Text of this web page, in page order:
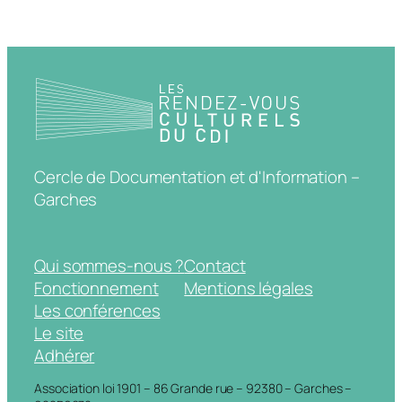
Cercle de Documentation et d'Information –
Garches
Qui sommes-nous ?
Fonctionnement
Les conférences
Le site
Adhérer
Contact
Mentions légales
Association loi 1901 – 86 Grande rue – 92380 – Garches –